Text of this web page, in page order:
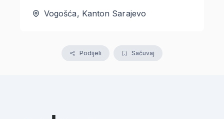
Vogošća, Kanton Sarajevo
Podijeli Sačuvaj